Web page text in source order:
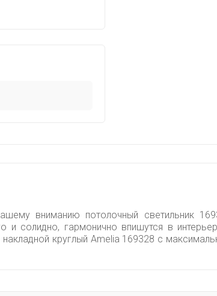
вниманию потолочный светильник
и солидно, гармонично впишутся в
накладной круглый Amelia 169328 с